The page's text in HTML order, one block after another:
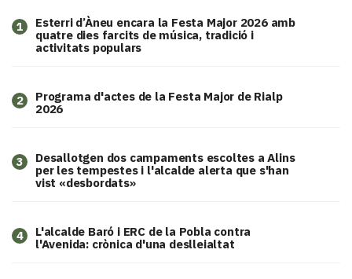
1
Esterri d’Àneu encara la Festa Major 2026 amb
quatre dies farcits de música, tradició i
activitats populars
2
Programa d'actes de la Festa Major de Rialp
2026
3
​Desallotgen dos campaments escoltes a Alins
per les tempestes i l'alcalde alerta que s'han
vist «desbordats»
4
L'alcalde Baró i ERC de la Pobla contra
l'Avenida: crònica d'una deslleialtat